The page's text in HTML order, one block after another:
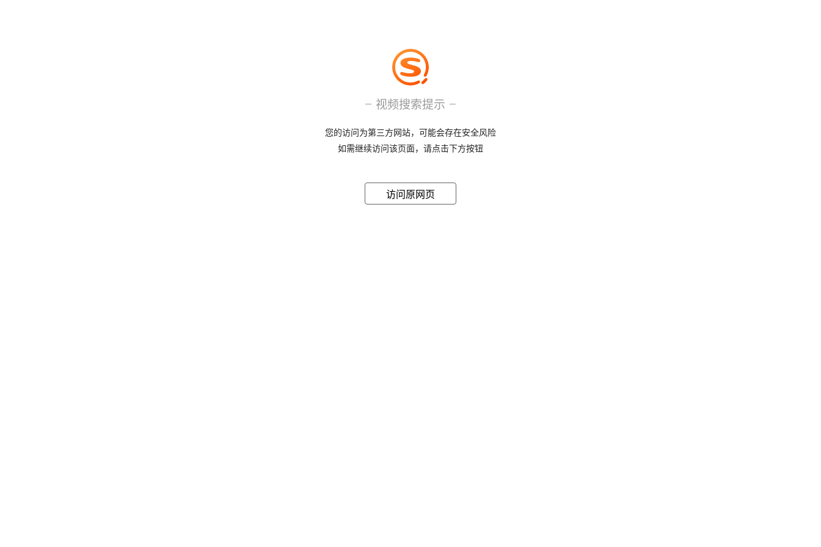
视频搜索提示
您的访问为第三方网站，可能会存在安全风险
如需继续访问该页面，请点击下方按钮
访问原网页